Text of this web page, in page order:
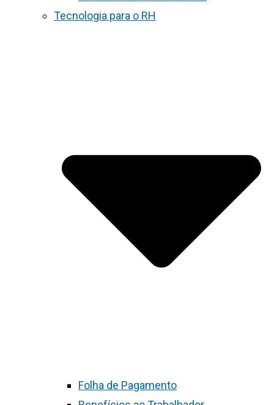
Tecnologia para o RH
Folha de Pagamento